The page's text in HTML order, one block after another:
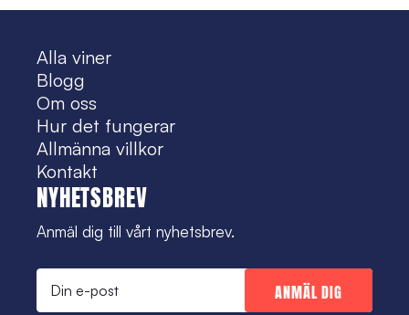
Alla viner
Blogg
Om oss
Hur det fungerar
Allmänna villkor
Kontakt
NYHETSBREV
Anmäl dig till vårt nyhetsbrev.